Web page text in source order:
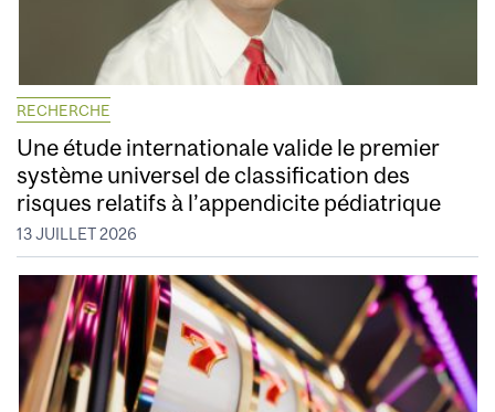
RECHERCHE
Une étude internationale valide le premier
système universel de classification des
risques relatifs à l’appendicite pédiatrique
13 JUILLET 2026